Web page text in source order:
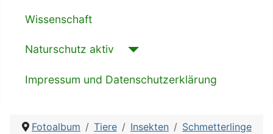
Wissenschaft
Naturschutz aktiv
Impressum und Datenschutzerklärung
Fotoalbum Tiere Insekten
Schmetterlinge